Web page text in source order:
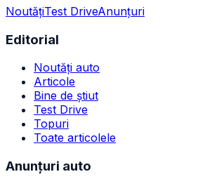
NoutățiTest DriveAnunțuri
Editorial
Noutăți auto
Articole
Bine de știut
Test Drive
Topuri
Toate articolele
Anunțuri auto